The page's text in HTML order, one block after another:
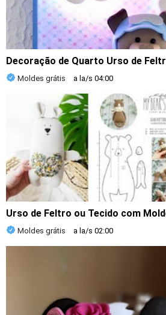
Decoração de Quarto Urso de
Moldes grátis a la/s 04:00
Urso de Feltro ou Tecido com
Moldes grátis a la/s 02:00